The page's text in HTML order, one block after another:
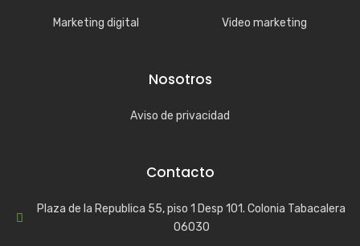
Marketing digital Video marketing
Nosotros
Aviso de privacidad
Contacto
Plaza de la Republica 55, piso 1 Desp 101. Colonia Tabacalera
06030